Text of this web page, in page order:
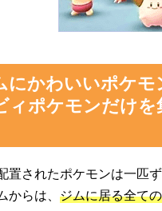
にかわいいポケモ
ィポケモンだけ
置されたポケモンは一匹
らは、 ジムに居る全て